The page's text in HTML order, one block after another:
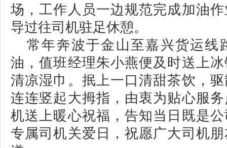
场，工作人员一边规范完成加油
导过往司机驻足休憩。
常年奔波于金山至嘉兴货运线
油，值班经理朱小燕便及时送上
清凉湿巾。抿上一口清甜茶饮，
连连竖起大拇指，由衷为贴心服
机送上暖心祝福，告知当日既是
专属司机关爱日，祝愿广大司机